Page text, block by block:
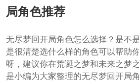
局角色推荐
无尽梦回开局角色怎么选择？是不
是很清楚选什么样的角色可以帮助
呀，建议你在荒诞之梦和未来之梦
是小编为大家整理的无尽梦回开局